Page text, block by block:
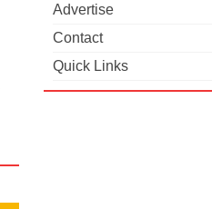
Advertise
Contact
Quick Links